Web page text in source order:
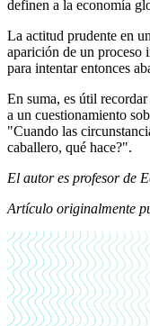
definen a la economía
La actitud prudente en
aparición de un proceso
para intentar entonces
En suma, es útil
a un cuestionamiento
"Cuando las
caballero, qué hace?".
El autor es profesor de
Artículo originalmente